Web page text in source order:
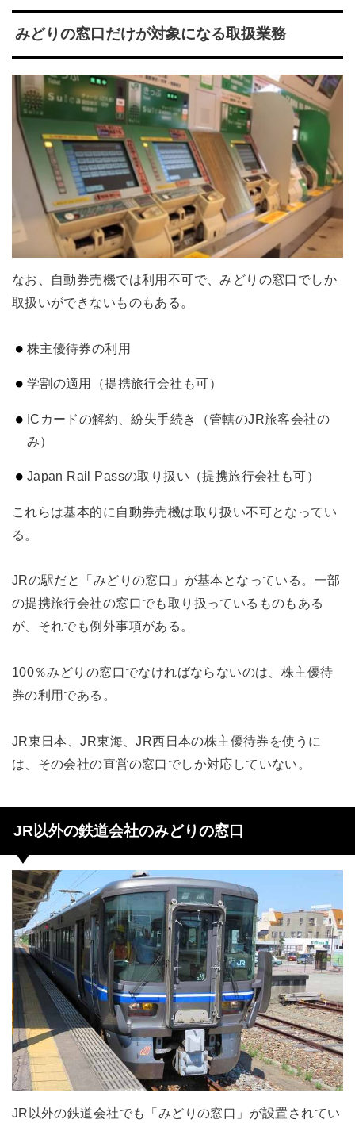
みどりの窓口だけが対象になる取扱業務
なお、自動券売機では利用不可で、みどりの窓口でしか
取扱いができないものもある。
株主優待券の利用
学割の適用（提携旅行会社も可）
ICカードの解約、紛失手続き（管轄のJR旅客会社の
み）
Japan Rail Passの取り扱い（提携旅行会社も可）
これらは基本的に自動券売機は取り扱い不可となってい
る。
JRの駅だと「みどりの窓口」が基本となっている。一部
の提携旅行会社の窓口でも取り扱っているものもある
が、それでも例外事項がある。
100％みどりの窓口でなければならないのは、株主優待
券の利用である。
JR東日本、JR東海、JR西日本の株主優待券を使うに
は、その会社の直営の窓口でしか対応していない。
JR以外の鉄道会社のみどりの窓口
JR以外の鉄道会社でも「みどりの窓口」が設置されてい